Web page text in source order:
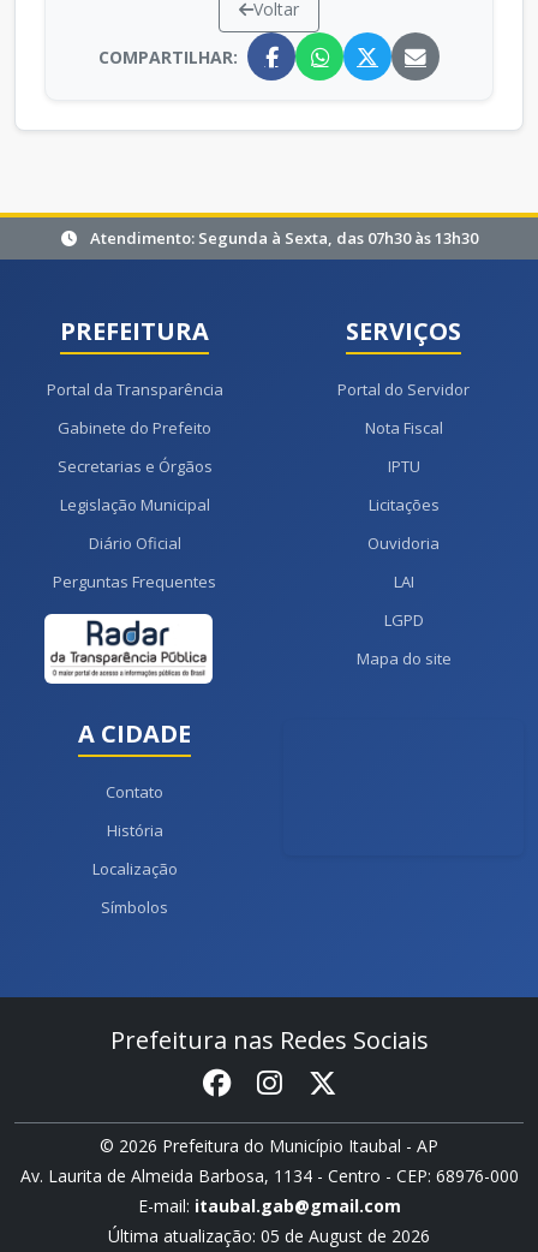
Voltar
COMPARTILHAR:
Atendimento: Segunda à Sexta, das 07h30 às 13h30
PREFEITURA
Portal da Transparência
Gabinete do Prefeito
Secretarias e Órgãos
Legislação Municipal
Diário Oficial
Perguntas Frequentes
SERVIÇOS
Portal do Servidor
Nota Fiscal
IPTU
Licitações
Ouvidoria
LAI
LGPD
Mapa do site
A CIDADE
Contato
História
Localização
Símbolos
Prefeitura nas Redes Sociais
© 2026 Prefeitura do Município Itaubal - AP
Av. Laurita de Almeida Barbosa, 1134 - Centro - CEP: 68976-000
E-mail: itaubal.gab@gmail.com
Última atualização: 05 de August de 2026